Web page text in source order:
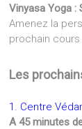
Vinyasa Yoga :
Amenez la
prochain
Les
1. Centre
A 45 minutes